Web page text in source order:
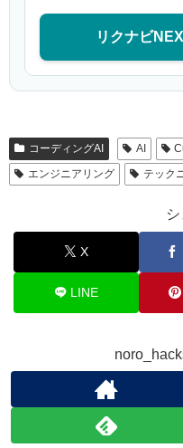
リクナビ
コーディングAI AI
エンジニアリング
テック
X
LINE